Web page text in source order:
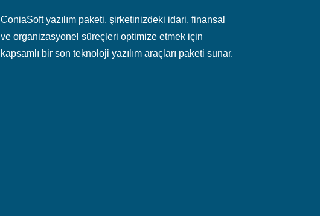
ConiaSoft yazılım paketi, şirketinizdeki idari, finansal
ve organizasyonel süreçleri optimize etmek için
kapsamlı bir son teknoloji yazılım araçları paketi sunar.